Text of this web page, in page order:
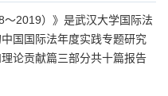
～2019）》是武汉大学国际法
国国际法年度实践专题研究
论贡献篇三部分共十篇报告